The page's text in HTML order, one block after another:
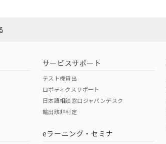
この製品の規格認証/適合状況ページへ
サービスサポート
テスト機貸出
ロボティクスサポート
日本語相談窓口ジャパンデスク
輸出該非判定
eラーニング・セミナ